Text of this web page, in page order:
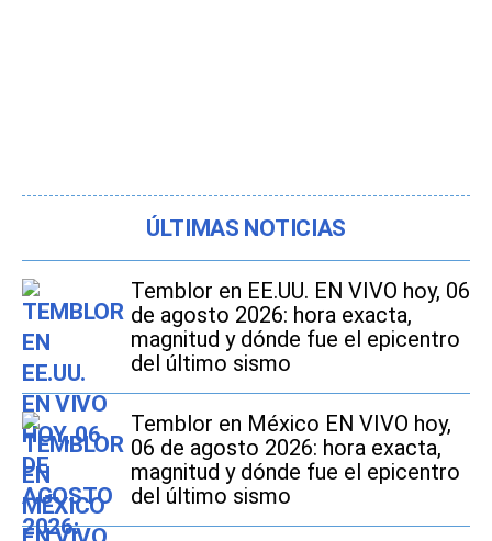
ÚLTIMAS NOTICIAS
Temblor en EE.UU. EN VIVO hoy, 06
de agosto 2026: hora exacta,
magnitud y dónde fue el epicentro
del último sismo
Temblor en México EN VIVO hoy,
06 de agosto 2026: hora exacta,
magnitud y dónde fue el epicentro
del último sismo